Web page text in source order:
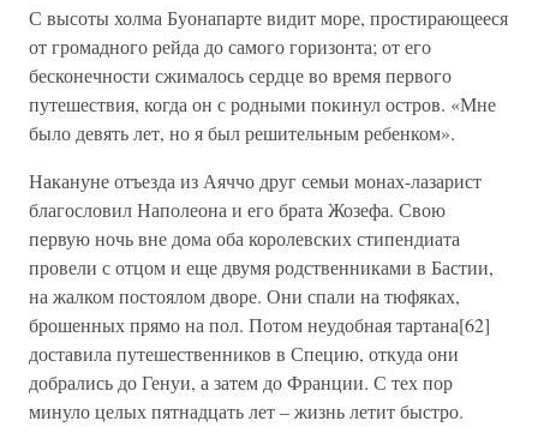
С высоты холма Буонапарте видит море, простирающееся
от громадного рейда до самого горизонта; от его
бесконечности сжималось сердце во время первого
путешествия, когда он с родными покинул остров. «Мне
было девять лет, но я был решительным ребенком».
Накануне отъезда из Аяччо друг семьи монах-лазарист
благословил Наполеона и его брата Жозефа. Свою
первую ночь вне дома оба королевских стипендиата
провели с отцом и еще двумя родственниками в Бастии,
на жалком постоялом дворе. Они спали на тюфяках,
брошенных прямо на пол. Потом неудобная тартана[62]
доставила путешественников в Специю, откуда они
добрались до Генуи, а затем до Франции. С тех пор
минуло целых пятнадцать лет – жизнь летит быстро.